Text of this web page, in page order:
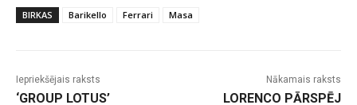
BIRKAS Barikello Ferrari Masa
Iepriekšējais raksts
‘GROUP LOTUS’
Nākamais raksts
LORENCO PĀRSPĒJ